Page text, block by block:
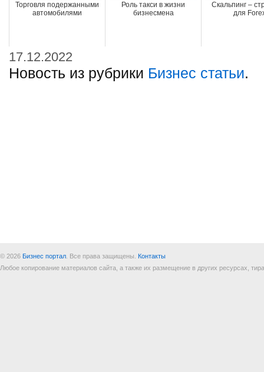
Торговля подержанными
автомобилями
Роль такси в жизни
бизнесмена
Скальпинг –
для
17.12.2022
Новость из рубрики Бизнес статьи.
© 2026 Бизнес портал . Все права защищены. Контакты
Любое копирование материалов сайта, а также их размещение в других ресурсах,